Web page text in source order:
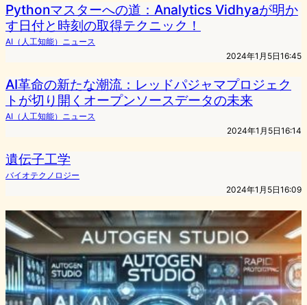
Pythonマスターへの道：Analytics Vidhyaが明か
す日付と時刻の取得テクニック！
AI（人工知能）ニュース
2024年1月5日16:45
AI革命の新たな潮流：レッドパジャマプロジェク
トが切り開くオープンソースデータの未来
AI（人工知能）ニュース
2024年1月5日16:14
遺伝子工学
バイオテクノロジー
2024年1月5日16:09